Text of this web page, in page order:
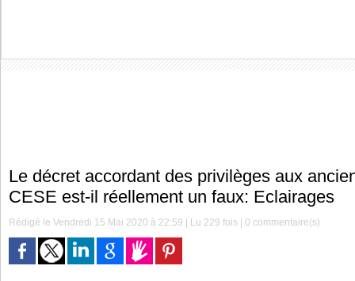
Le décret accordant des privilèges aux
CESE est-il réellement un faux: Eclairages
Rédigé le Vendredi 15 Mai 2020 à 22:59 | Lu 229 fois |0 commentaire(s)